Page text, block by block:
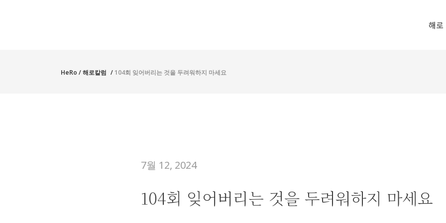
해로
HeRo /해로칼럼 / 104회 잊어버리는 것을 두려워하지 마세요
7월 12, 2024
104회 잊어버리는 것을 두려워하지 마세요